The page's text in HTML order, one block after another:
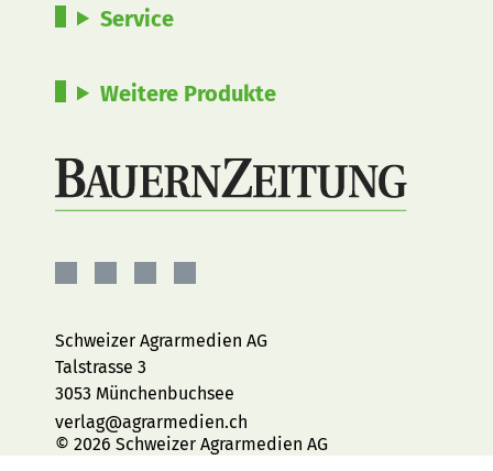
Service
Weitere Produkte
Facebook
InstagramYouTubeLinkedIn
Schweizer Agrarmedien AG
Talstrasse 3
3053 Münchenbuchsee
verlag@agrarmedien.ch
© 2026 Schweizer Agrarmedien AG